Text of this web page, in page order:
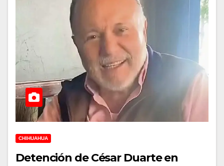
CHIHUAHUA
Detención de César Duarte en